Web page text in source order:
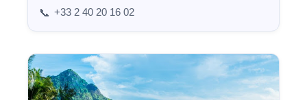
📞 +33 2 40 20 16 02